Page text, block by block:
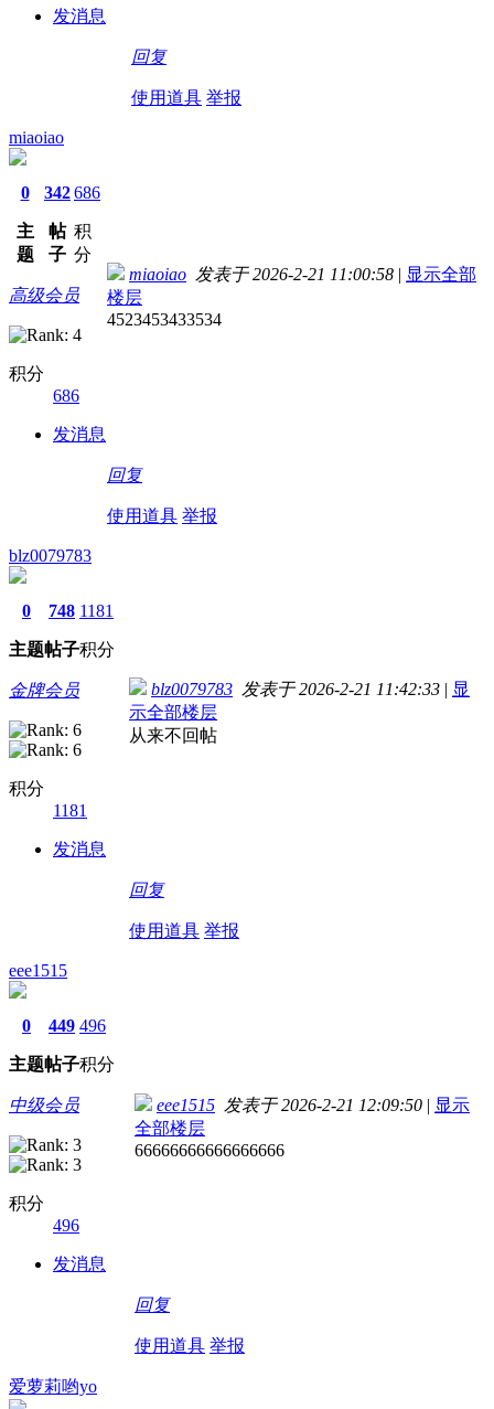
发消息
回复
使用道具 举报
miaoiao
0
主
题
342
帖
子
686
积
分
高级会员
积分
686
发消息
miaoiao 发表于 2026-2-21 11:00:58 | 显示全部
楼层
4523453433534
回复
使用道具 举报
blz0079783
0
主题
748
帖子
1181
积分
金牌会员
积分
1181
发消息
blz0079783 发表于 2026-2-21 11:42:33 | 显
示全部楼层
从来不回帖
回复
使用道具 举报
eee1515
0
主题
449
帖子
496
积分
中级会员
积分
496
发消息
eee1515 发表于 2026-2-21 12:09:50 | 显示
全部楼层
66666666666666666
回复
使用道具 举报
爱萝莉哟yo